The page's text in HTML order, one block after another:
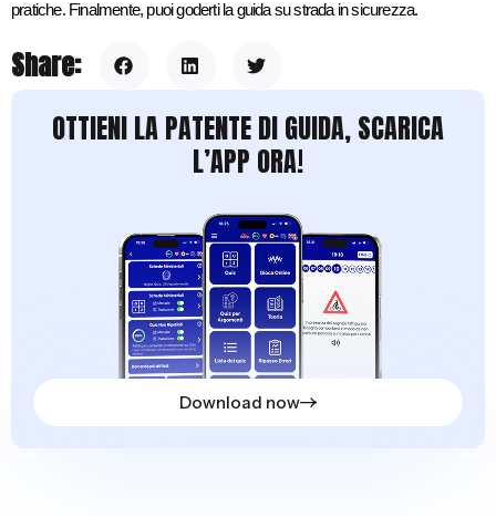
pratiche. Finalmente, puoi goderti la guida su strada in sicurezza.
Share:
OTTIENI LA PATENTE DI GUIDA, SCARICA
L’APP ORA!
Download now